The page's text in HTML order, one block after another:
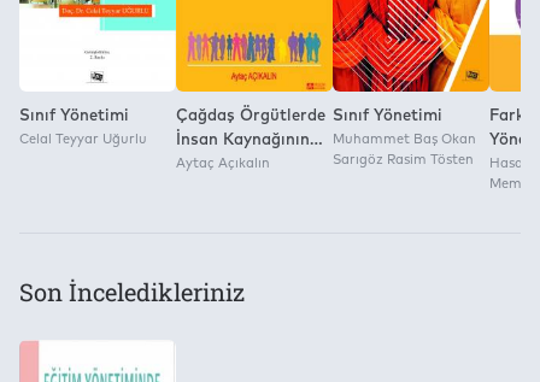
yürütülen bilimsel bir tartışmanın, bu yönetim
yaklaşımların geliştirilmesi sürecine katkı sağlayacağı
değerlendirilmektedir.
Sınıf Yönetimi
Celal Teyyar Uğurlu
Çağdaş Örgütlerde
İnsan Kaynağının
Personel Yönetimi
Aytaç Açıkalın
Sınıf Yönetimi
Muhammet Baş Okan
Sarıgöz Rasim Tösten
Hasan
Son İnceledikleriniz